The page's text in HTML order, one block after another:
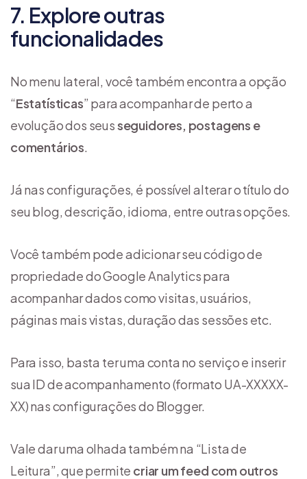
7. Explore outras
funcionalidades
No menu lateral, você também encontra a opção
“Estatísticas” para acompanhar de perto a
evolução dos seusseguidores, postagens e
comentários.
Já nas configurações, é possível alterar o título do
seu blog, descrição, idioma, entre outras opções.
Você também pode adicionar seu código de
propriedade do Google Analytics para
acompanhar dados como visitas, usuários,
páginas mais vistas, duração das sessões etc.
Para isso, basta ter uma conta no serviço e inserir
sua ID de acompanhamento (formato UA-XXXXX-
XX) nas configurações do Blogger.
Vale dar uma olhada também na “Lista de
Leitura”, que permite criar um feed com outros